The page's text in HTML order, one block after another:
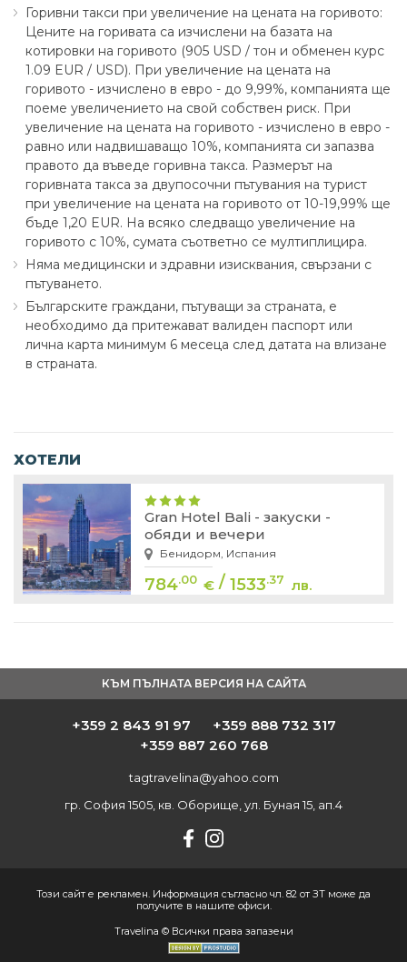
Горивни такси при увеличение на цената на горивото:
Цените на горивата са изчислени на базата на
котировки на горивото (905 USD ∕ тон и обменен курс
1.09 EUR ∕ USD). При увеличение на цената на
горивото - изчислено в евро - до 9,99%, компанията ще
поеме увеличението на свой собствен риск. При
увеличение на цената на горивото - изчислено в евро -
равно или надвишаващо 10%, компанията си запазва
правото да въведе горивна такса. Размерът на
горивната такса за двупосочни пътувания на турист
при увеличение на цената на горивото от 10-19,99% ще
бъде 1,20 EUR. На всяко следващо увеличение на
горивото с 10%, сумата съответно се мултиплицира.
Няма медицински и здравни изисквания, свързани с
пътуването.
Българските граждани, пътуващи за страната, е
необходимо да притежават валиден паспорт или
лична карта минимум 6 месеца след датата на влизане
в страната.
ХОТЕЛИ
Gran Hotel Bali - закуски -
обяди и вечери
Бенидорм, Испания
784.00 € /1533.37 лв.
КЪМ ПЪЛНАТА ВЕРСИЯ НА САЙТА
+359 2 843 91 97
+359 888 732 317
+359 887 260 768
tagtravelina@yahoo.com
гр. София 1505, кв. Оборище, ул. Буная 15, ап.4
Този сайт е рекламен. Информация съгласно чл. 82 от ЗТ може да
получите в нашите офиси.
Travelina © Всички права запазени